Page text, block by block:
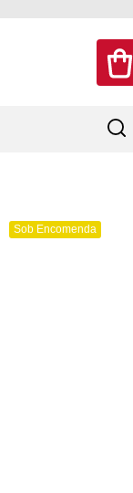
Sob Encomenda